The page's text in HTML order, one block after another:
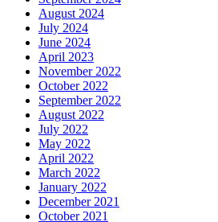
August 2024
July 2024
June 2024
April 2023
November 2022
October 2022
September 2022
August 2022
July 2022
May 2022
April 2022
March 2022
January 2022
December 2021
October 2021